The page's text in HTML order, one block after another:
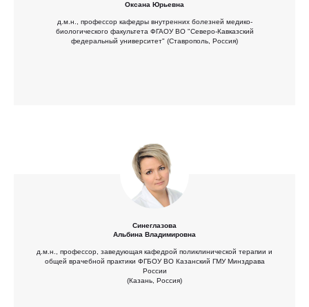
Оксана Юрьевна
д.м.н., профессор кафедры внутренних болезней медико-
биологического факультета ФГАОУ ВО "Северо-Кавказский
федеральный университет" (Ставрополь, Россия)
Синеглазова
Альбина Владимировна
д.м.н., профессор, заведующая кафедрой поликлинической терапии и
общей врачебной практики ФГБОУ ВО Казанский ГМУ Минздрава
России
(Казань, Россия)